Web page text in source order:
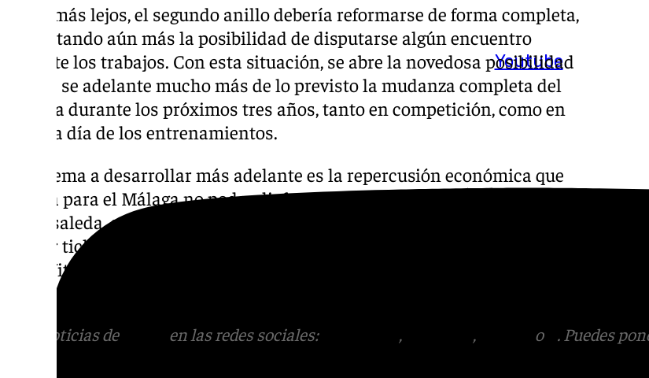
Youtube
Sin ir más lejos, el segundo anillo debería reformarse de forma completa,
dificultando aún más la posibilidad de disputarse algún encuentro
durante los trabajos. Con esta situación, se abre la novedosa posibilidad
de que se adelante mucho más de lo previsto la mudanza completa del
Málaga durante los próximos tres años, tanto en competición, como en
el día a día de los entrenamientos.
Otro tema a desarrollar más adelante es la repercusión económica que
tendrá para el Málaga no poder disfrutar de las instalaciones actuales de
La Rosaleda, que le generan casi un millón de euros de beneficio sin
contar ticketing (entradas sueltas y abonos). el alquiler de las oficinas
para Vithas, el Museo del club y la tienda, son los principales
generadores económicos en este sentido.
Más noticias de en las redes sociales: , , o
. Puedes